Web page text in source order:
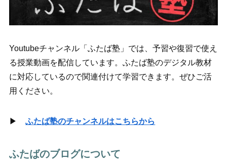
Youtubeチャンネル「ふたば塾」では、予習や復習で使え
る授業動画を配信しています。ふたば塾のデジタル教材
に対応しているので関連付けて学習できます。ぜひご活
用ください。
▶ふたば塾のチャンネルはこちらから
ふたばのブログについて